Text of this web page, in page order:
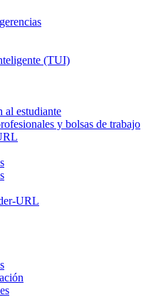
(TUI)
al estudiante
y bolsas de trabajo
URL